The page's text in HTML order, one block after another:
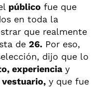
público fue que
en toda la
que realmente
de 26. Por eso,
dijo que lo
experienciay
vestuario, y que fue